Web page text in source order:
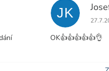
je 5 z 5 hvězdiček.
JK
OK👍👍👍👍👍👌